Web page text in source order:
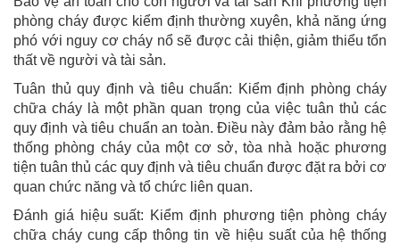
phòng cháy được kiểm định thường xuyên, khả năng ứng
phó với nguy cơ cháy nổ sẽ được cải thiện, giảm thiểu tổn
thất về người và tài sản.
Tuân thủ quy định và tiêu chuẩn: Kiểm định phòng cháy
chữa cháy là một phần quan trọng của việc tuân thủ các
quy định và tiêu chuẩn an toàn. Điều này đảm bảo rằng hệ
thống phòng cháy của một cơ sở, tòa nhà hoặc phương
tiện tuân thủ các quy định và tiêu chuẩn được đặt ra bởi cơ
quan chức năng và tổ chức liên quan.
Đánh giá hiệu suất: Kiểm định phương tiện phòng cháy
chữa cháy cung cấp thông tin về hiệu suất của hệ thống